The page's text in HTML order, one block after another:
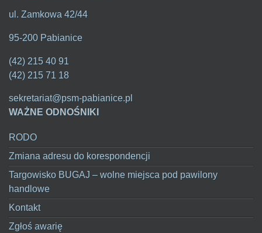
ul. Zamkowa 42/44
95-200 Pabianice
(42) 215 40 91
(42) 215 71 18
sekretariat@psm-pabianice.pl
WAŻNE ODNOŚNIKI
RODO
Zmiana adresu do korespondencji
Targowisko BUGAJ – wolne miejsca pod pawilony
handlowe
Kontakt
Zgłoś awarię